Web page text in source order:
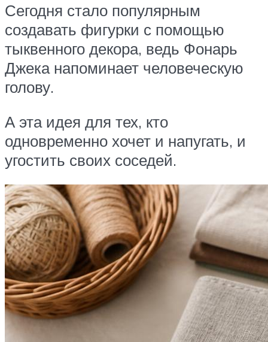
Сегодня стало популярным
создавать фигурки с помощью
тыквенного декора, ведь Фонарь
Джека напоминает человеческую
голову.
А эта идея для тех, кто
одновременно хочет и напугать, и
угостить своих соседей.